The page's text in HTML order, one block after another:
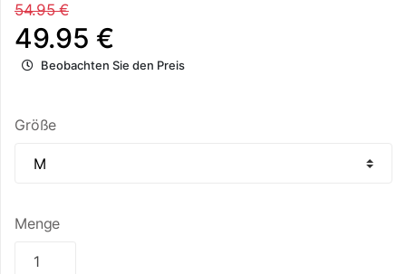
54.95 €
49.95 €
Beobachten Sie den Preis
Größe
Menge